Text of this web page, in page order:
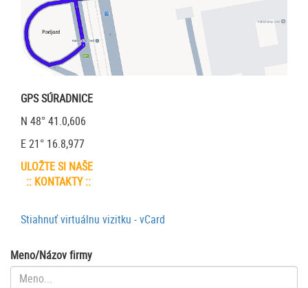
GPS SÚRADNICE
N 48° 41.0,606
E 21° 16.8,977
ULOŽTE SI NAŠE
:: KONTAKTY ::
Stiahnuť virtuálnu vizitku - vCard
Meno/Názov firmy